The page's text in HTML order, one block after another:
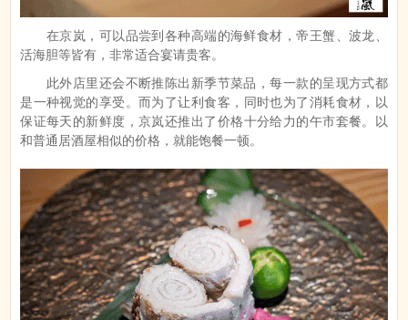
在京岚，可以品尝到各种高端的海鲜食材，帝王蟹、波龙、
活海胆等皆有，非常适合宴请贵客。
此外店里还会不断推陈出新季节菜品，每一款的呈现方式都
是一种视觉的享受。而为了让利食客，同时也为了消耗食材，以
保证每天的新鲜度，京岚还推出了价格十分给力的午市套餐。以
和普通居酒屋相似的价格，就能饱餐一顿。